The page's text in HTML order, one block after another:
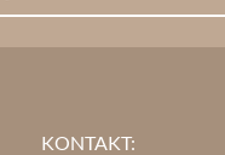
KONTAKT: